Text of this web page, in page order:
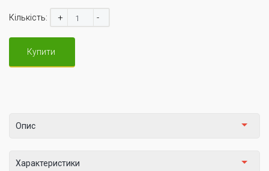
Кількість: + -
Купити
Опис
Характеристики